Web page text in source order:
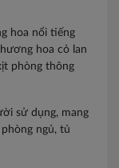
hoa nổi tiếng
hoa cỏ lan
phòng thông
sử dụng, mang
ngủ, tủ